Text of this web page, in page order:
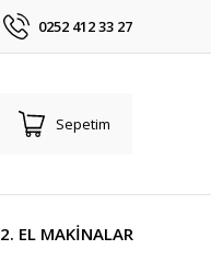
0252 412 33 27
Sepetim
2. EL MAKİNALAR